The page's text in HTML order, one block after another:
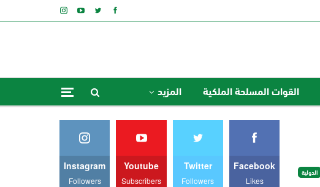
القوات المسلحة الملكية المزيد
الدولية
Facebook
Likes
Twitter
Followers
Youtube
Subscribers
Instagram
Followers